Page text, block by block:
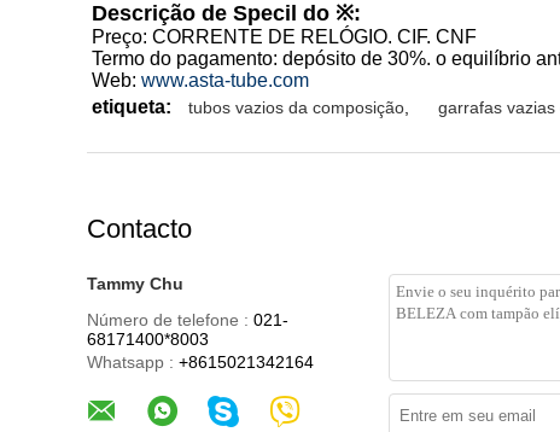
Descrição de Specil do ※:
Preço: CORRENTE DE RELÓGIO. CIF. CNF
Termo do pagamento: depósito de 30%. o equilíbrio
Web: www.asta-tube.com
etiqueta:
tubos vazios da composição garrafas
Contacto
Tammy Chu
Número de telefone : 021-
68171400*8003
Whatsapp : +8615021342164